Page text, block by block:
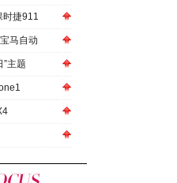
时捷911
马自动
主题